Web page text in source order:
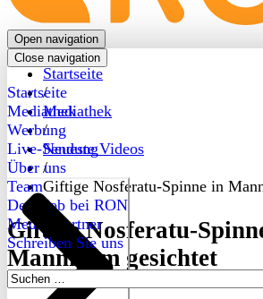
Open navigation
Close navigation
Startseite
Mediathek
Werbung
Live-Sendung
Über uns
Team
Dein Job bei RON
Medienpartner
Schreiben Sie uns
Suchen
Startseite
/
Mediathek
/
Neueste Videos
/
Giftige Nosferatu-Spinne in
Giftige Nosferatu-
Mannheim gesichtet